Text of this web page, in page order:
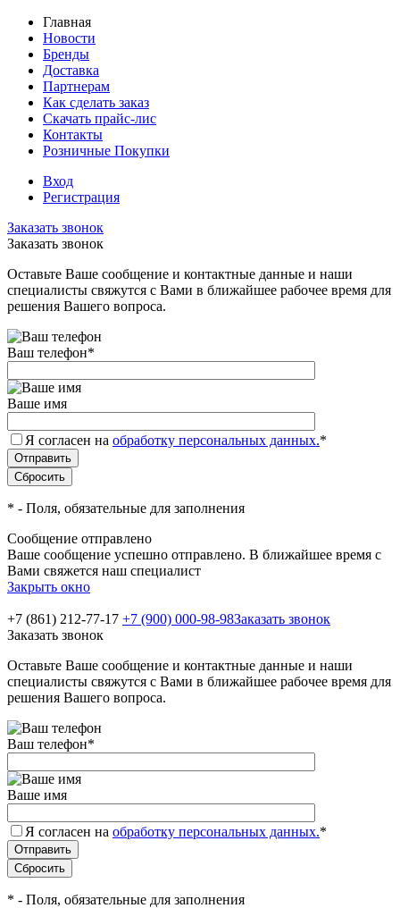
Главная
Новости
Бренды
Доставка
Партнерам
Как сделать заказ
Скачать прайс-лис
Контакты
Розничные Покупки
Вход
Регистрация
Заказать звонок
Заказать звонок
Оставьте Ваше сообщение и контактные данные и наши
специалисты свяжутся с Вами в ближайшее рабочее время для
решения Вашего вопроса.
Ваш телефон*
Ваше имя
Я согласен на обработку персональных данных.*
* - Поля, обязательные для заполнения
Сообщение отправлено
Ваше сообщение успешно отправлено. В ближайшее время с
Вами свяжется наш специалист
Закрыть окно
+7 (861) 212-77-17 +7 (900) 000-98-98Заказать звонок
Заказать звонок
Оставьте Ваше сообщение и контактные данные и наши
специалисты свяжутся с Вами в ближайшее рабочее время для
решения Вашего вопроса.
Ваш телефон*
Ваше имя
Я согласен на обработку персональных данных.*
* - Поля, обязательные для заполнения